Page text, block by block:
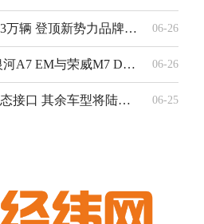
鸿蒙智行累计交付超143万辆 登顶新势力品牌交付速度榜首 06-26
不到12万可入手 吉利银河A7 EM与荣威M7 DMH谁更强？ 06-26
比亚迪官宣普及螺纹生态接口 其余车型将陆续完成搭载 06-25